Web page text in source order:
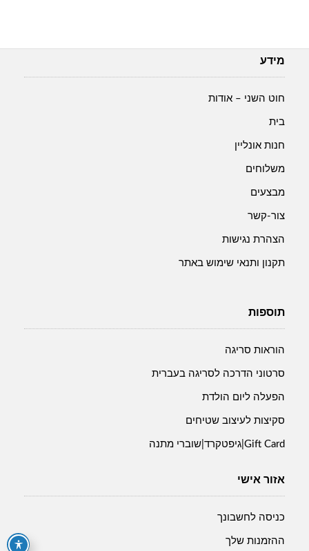
מידע
חוט השני – אודות
בית
חנות אונליין
משלוחים
מבצעים
צור-קשר
הצהרת נגישות
תקנון ותנאי שימוש באתר
תוספות
הוראות סריגה
סרטוני הדרכה לסריגה בעברית
הפעלה ליום הולדת
סקיצות לעיצוב שטיחים
Gift Card|גיפטקרד|שוברי מתנה
אזור אישי
כניסה לחשבונך
ההזמנות שלך